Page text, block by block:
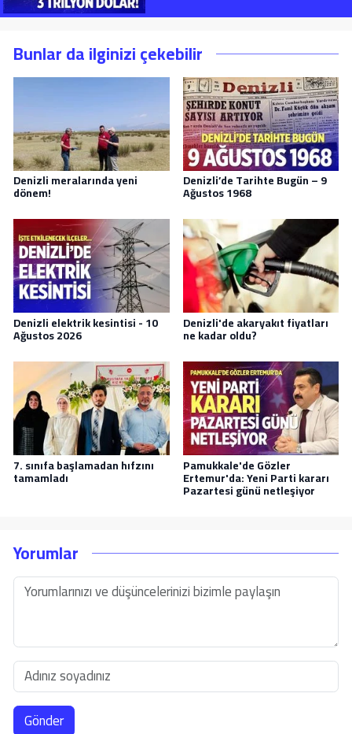
Bunlar da ilginizi çekebilir
Denizli meralarında yeni
dönem!
Denizli’de Tarihte Bugün – 9
Ağustos 1968
Denizli elektrik kesintisi - 10
Ağustos 2026
Denizli'de akaryakıt fiyatları
ne kadar oldu?
7. sınıfa başlamadan hıfzını
tamamladı
Pamukkale'de Gözler
Ertemur'da: Yeni Parti kararı
Pazartesi günü netleşiyor
Yorumlar
Gönder